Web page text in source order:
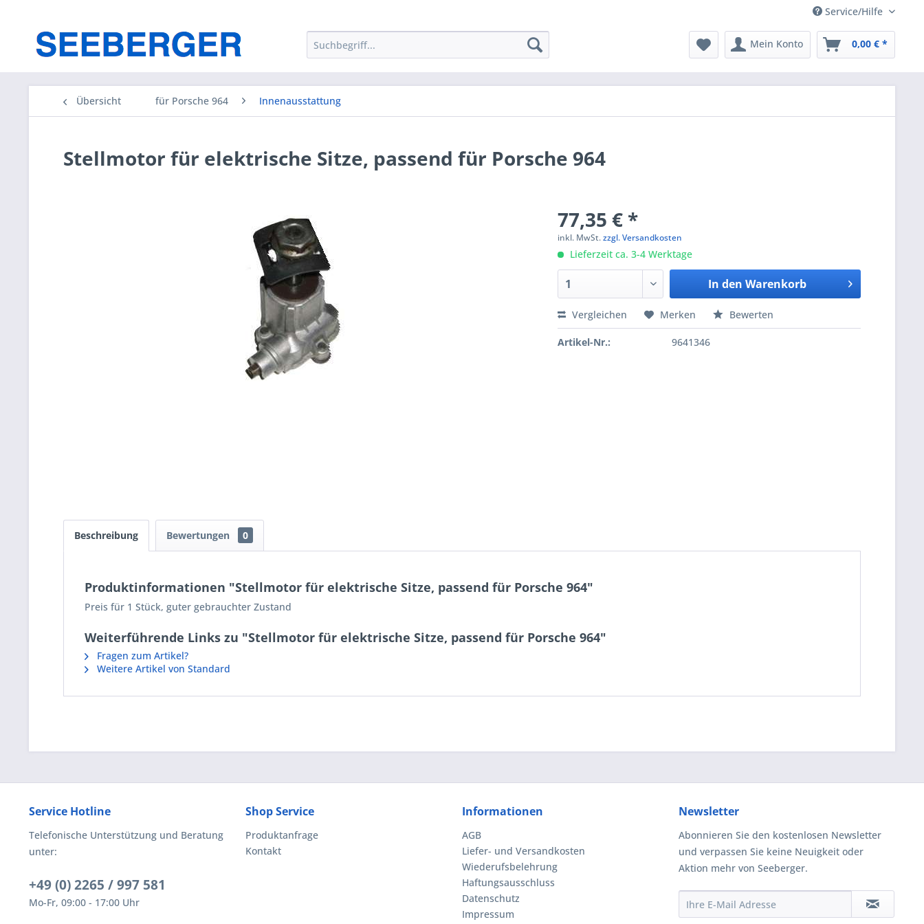
Service/Hilfe
Mein Konto 0,00 € *
Übersicht für Porsche 964 Innenausstattung
Stellmotor für elektrische Sitze, passend für Porsche 964
77,35 € *
inkl. MwSt.zzgl. Versandkosten
Lieferzeit ca. 3-4 Werktage
In den Warenkorb
Vergleichen Merken Bewerten
Artikel-Nr.: 9641346
Beschreibung Bewertungen 0
Produktinformationen "Stellmotor für elektrische Sitze, passend für Porsche 964"
Preis für 1 Stück, guter gebrauchter Zustand
Weiterführende Links zu "Stellmotor für elektrische Sitze, passend für Porsche 964"
Fragen zum Artikel?
Weitere Artikel von Standard
Service Hotline
Telefonische Unterstützung und Beratung
unter:
+49 (0) 2265 / 997 581
Mo-Fr, 09:00 - 17:00 Uhr
Shop Service
Produktanfrage
Kontakt
Informationen
AGB
Liefer- und Versandkosten
Wiederufsbelehrung
Haftungsausschluss
Datenschutz
Impressum
Newsletter
Abonnieren Sie den kostenlosen Newsletter
und verpassen Sie keine Neuigkeit oder
Aktion mehr von Seeberger.